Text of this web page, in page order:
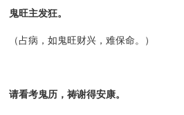
鬼旺主发狂。
（占病，如鬼旺财兴，难保命。）
请看考鬼历，祷谢得安康。